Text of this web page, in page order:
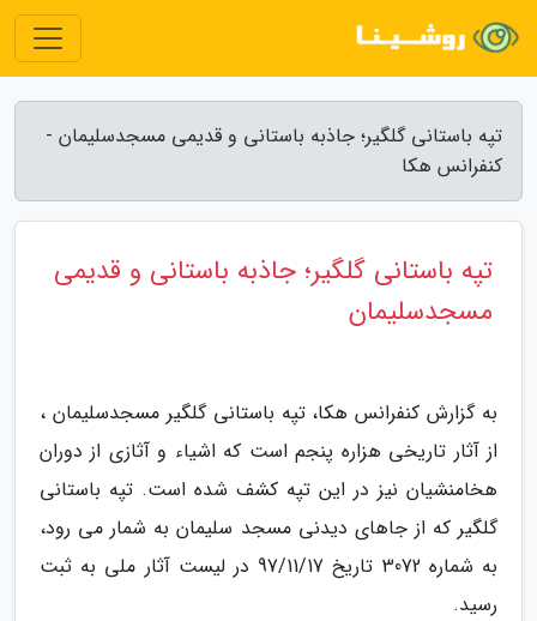
تپه باستانی گلگیر؛ جاذبه باستانی و قدیمی مسجدسلیمان -
کنفرانس هکا
تپه باستانی گلگیر؛ جاذبه باستانی و قدیمی
مسجدسلیمان
به گزارش کنفرانس هکا، تپه باستانی گلگیر مسجدسلیمان ،
از آثار تاریخی هزاره پنجم است که اشیاء و آثازی از دوران
هخامنشیان نیز در این تپه کشف شده است. تپه باستانی
گلگیر که از جاهای دیدنی مسجد سلیمان به شمار می رود،
به شماره 3072 تاریخ 97/11/17 در لیست آثار ملی به ثبت
رسید.